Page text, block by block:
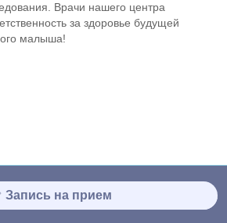
Врачи нашего центра
за здоровье будущей
малыша!
Запись на прием